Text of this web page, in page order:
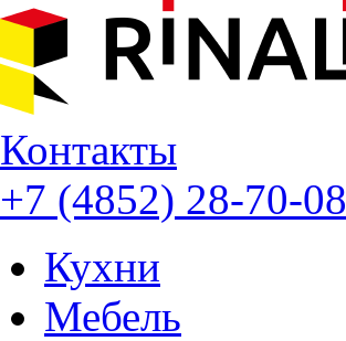
Контакты
+7 (4852) 28-70-08
Кухни
Мебель